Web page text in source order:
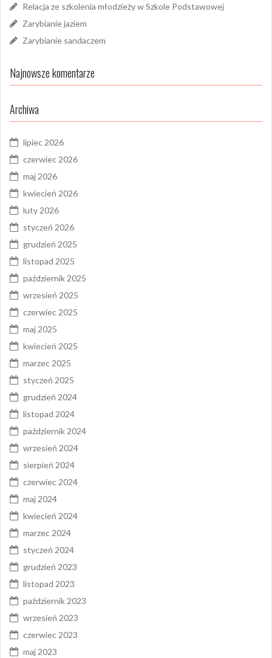
Relacja ze szkolenia młodzieży w Szkole Podstawowej
Zarybianie jaziem
Zarybianie sandaczem
Najnowsze komentarze
Archiwa
lipiec 2026
czerwiec 2026
maj 2026
kwiecień 2026
luty 2026
styczeń 2026
grudzień 2025
listopad 2025
październik 2025
wrzesień 2025
czerwiec 2025
maj 2025
kwiecień 2025
marzec 2025
styczeń 2025
grudzień 2024
listopad 2024
październik 2024
wrzesień 2024
sierpień 2024
czerwiec 2024
maj 2024
kwiecień 2024
marzec 2024
styczeń 2024
grudzień 2023
listopad 2023
październik 2023
wrzesień 2023
czerwiec 2023
maj 2023